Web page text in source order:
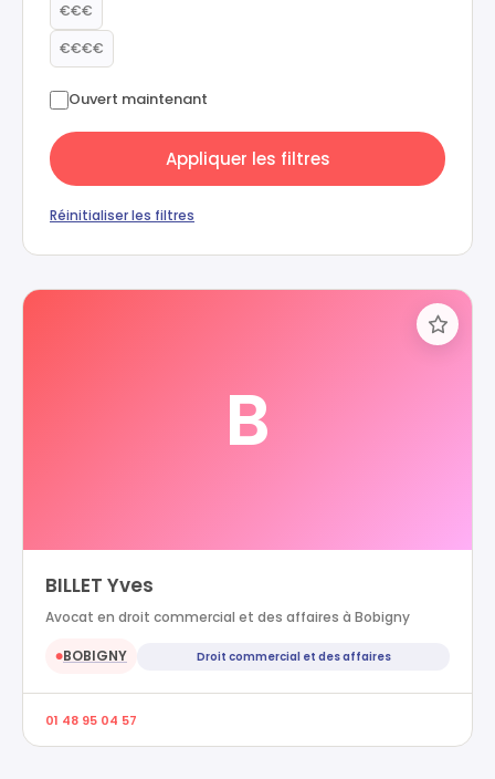
€€€
€€€€
Ouvert maintenant
Appliquer les filtres
Réinitialiser les filtres
B
BILLET Yves
Avocat en droit commercial et des affaires à Bobigny
●BOBIGNY Droit commercial et des affaires
01 48 95 04 57